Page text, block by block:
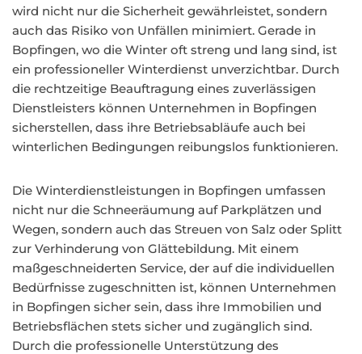
wird nicht nur die Sicherheit gewährleistet, sondern
auch das Risiko von Unfällen minimiert. Gerade in
Bopfingen, wo die Winter oft streng und lang sind, ist
ein professioneller Winterdienst unverzichtbar. Durch
die rechtzeitige Beauftragung eines zuverlässigen
Dienstleisters können Unternehmen in Bopfingen
sicherstellen, dass ihre Betriebsabläufe auch bei
winterlichen Bedingungen reibungslos funktionieren.
Die Winterdienstleistungen in Bopfingen umfassen
nicht nur die Schneeräumung auf Parkplätzen und
Wegen, sondern auch das Streuen von Salz oder Splitt
zur Verhinderung von Glättebildung. Mit einem
maßgeschneiderten Service, der auf die individuellen
Bedürfnisse zugeschnitten ist, können Unternehmen
in Bopfingen sicher sein, dass ihre Immobilien und
Betriebsflächen stets sicher und zugänglich sind.
Durch die professionelle Unterstützung des